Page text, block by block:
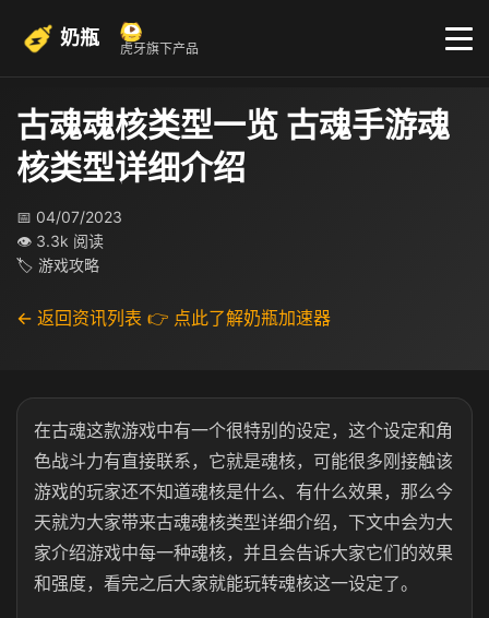
奶瓶 虎牙旗下产品
古魂魂核类型一览 古魂手游魂
核类型详细介绍
📅 04/07/2023
👁 3.3k 阅读
🏷 游戏攻略
← 返回资讯列表 👉 点此了解奶瓶加速器
在古魂这款游戏中有一个很特别的设定，这个设定和角
色战斗力有直接联系，它就是魂核，可能很多刚接触该
游戏的玩家还不知道魂核是什么、有什么效果，那么今
天就为大家带来古魂魂核类型详细介绍，下文中会为大
家介绍游戏中每一种魂核，并且会告诉大家它们的效果
和强度，看完之后大家就能玩转魂核这一设定了。